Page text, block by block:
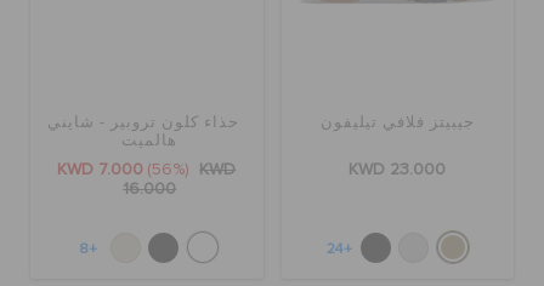
جيبيتز فلافي تيليفون
KWD 23.000
+24
حذاء كلون تروبير - شايني
هالميت
KWD 7.000 (56%)
KWD
16.000
+8